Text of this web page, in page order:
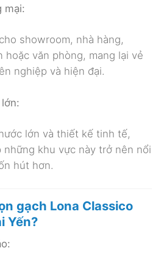
mại:
showroom, nhà hàng,
hoặc văn phòng, mang lại vẻ
nghiệp và hiện đại.
lớn và thiết kế tinh tế,
những khu vực này trở nên nổi
hút hơn.
gạch Lona Classico
Yến?